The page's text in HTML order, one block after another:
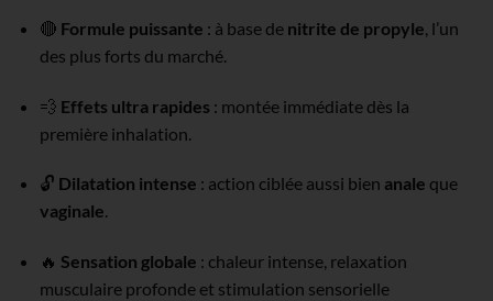
🔴 Formule puissante : à base de nitrite de propyle , l’un
des plus forts du marché.
💨 Effets ultra rapides : montée immédiate dès la
première inhalation.
🔓 Dilatation intense : action ciblée aussi bien anale que
vaginale.
🔥 Sensation globale : chaleur intense, relaxation
musculaire profonde et stimulation sensorielle